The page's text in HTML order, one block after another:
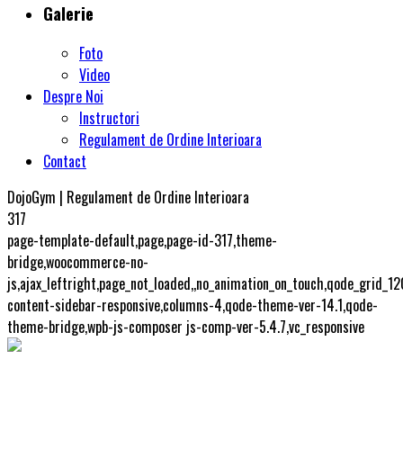
Galerie
Foto
Video
Despre Noi
Instructori
Regulament de Ordine Interioara
Contact
DojoGym | Regulament de Ordine Interioara
317
page-template-default,page,page-id-317,theme-
bridge,woocommerce-no-
content-sidebar-responsive,columns-4,qode-theme-ver-14.1,qode-
theme-bridge,wpb-js-composer js-comp-ver-5.4.7,vc_responsive